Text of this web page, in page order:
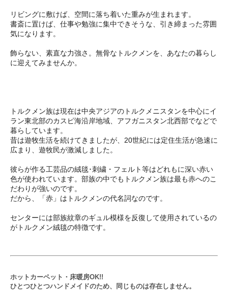
リビングに敷けば、空間に落ち着いた重みが生まれます。
書斎に置けば、仕事や勉強に集中できそうな、引き締まった雰囲
気になります。
飾らない、素直な力強さ。無骨なトルクメンを、あなたの暮らし
に迎えてみませんか。
トルクメン族は現在は中央アジアのトルクメニスタンを中心にイ
ラン東北部のカスピ海沿岸地域、アフガニスタン北西部でなどで
暮らしています。
昔は遊牧生活を続けてきましたが、20世紀には定住生活が急速に
広まり、遊牧民が激減しました。
彼らが作る工芸品の絨毯･刺繍・フェルト等はどれもに深い赤い
色が使われています。部族の中でもトルクメン族は最も赤へのこ
だわりが強いのです。
だから、「赤」はトルクメンの代名詞なのです。
センターには部族紋章のギュル模様を反復して使用されているの
がトルクメン絨毯の特徴です。
ホットカーペット・床暖房OK!!
ひとつひとつハンドメイドのため、同じものは存在しません。